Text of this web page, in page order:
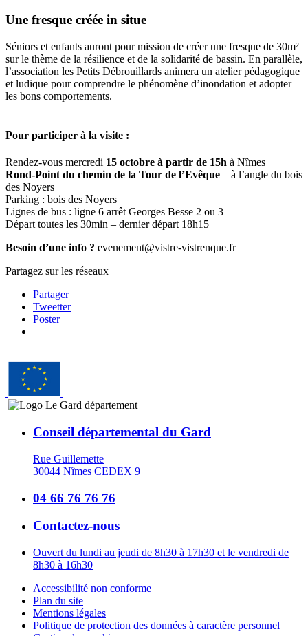
Une fresque créée in situe
Séniors et enfants auront pour mission de créer une fresque de 30m²
sur le thème de la résilience et de la solidarité de bassin. En parallèle,
l’association les Petits Débrouillards animera un atelier pédagogique
et ludique pour comprendre le phénomène d’inondation et adopter
les bons comportements.
Pour participer à la visite :
Rendez-vous mercredi 15 octobre à partir de 15h à Nîmes
Rond-Point du chemin de la Tour de l’Evêque – à l’angle du bois
des Noyers
Parking : bois des Noyers
Lignes de bus : ligne 6 arrêt Georges Besse 2 ou 3
Départ toutes les 30min – dernier départ 18h15
Besoin d’une info ? evenement@vistre-vistrenque.fr
Partagez sur les réseaux
Partager
Tweetter
Poster
Conseil départemental du Gard
Rue Guillemette
30044 Nîmes CEDEX 9
04 66 76 76 76
Contactez-nous
Ouvert du lundi au jeudi de 8h30 à 17h30 et le vendredi de
8h30 à 16h30
Accessibilité non conforme
Plan du site
Mentions légales
Politique de protection des données à caractère personnel